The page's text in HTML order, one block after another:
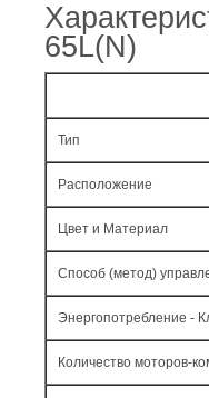
65L(N)
Тип
Расположение
Цвет и Материал
Способ (метод)
Энергопотребление -
Количество моторов-